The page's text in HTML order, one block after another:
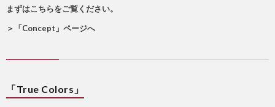
まずはこちらをご覧ください。
＞
「Concept」ページへ
「True Colors」